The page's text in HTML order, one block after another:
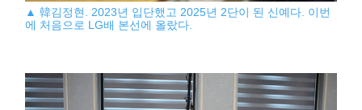
▲ 韓김정현. 2023년 입단했고 2025년 2단이 된 신예다. 이번
에 처음으로 LG배 본선에 올랐다.